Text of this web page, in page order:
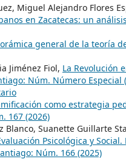
Miguel Alejandro Flores
en Zacatecas: un
general de la teoría
Jiménez Fiol, La Revolución
Núm. Número Especial
como estrategia
167 (2026)
Suanette Guillarte
Psicológica y
Núm. 166 (2025)